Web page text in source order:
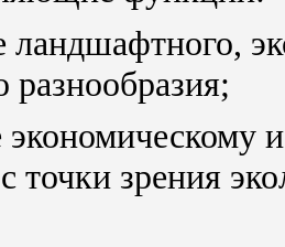
ландшафтного,
разнообразия;
точки зрения